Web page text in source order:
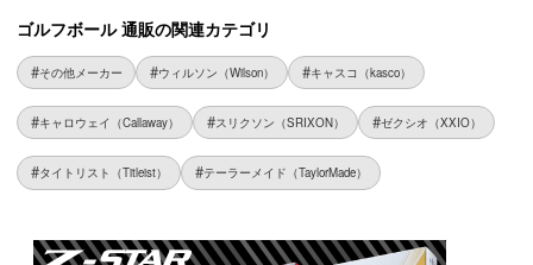
ゴルフボール 通販の関連カテゴリ
その他メーカー ウィルソン（Wilson） キャスコ（kasco）
キャロウェイ（Callaway） スリクソン（SRIXON） ゼクシオ（XXIO）
タイトリスト（Titleist） テーラーメイド（TaylorMade）